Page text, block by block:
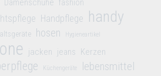
Damenschuhe fashion
Handpflege handy
hosen Hygieneartikel
jacken jeans Kerzen
Küchengeräte lebensmittel